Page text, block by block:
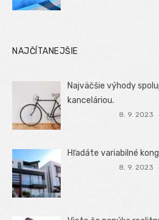
NAJČÍTANEJŠIE
Najväčšie výhody
kanceláriou.
8. 9. 2023
Hľadáte variabilné
8. 9. 2023